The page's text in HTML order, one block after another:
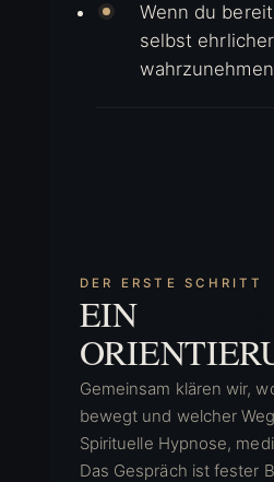
Wenn du
selbst ehrlicher
DER ERSTE SCHRITT
EIN
Gemeinsam klären wir,
bewegt und welcher
Spirituelle Hypnose,
Das Gespräch ist fester